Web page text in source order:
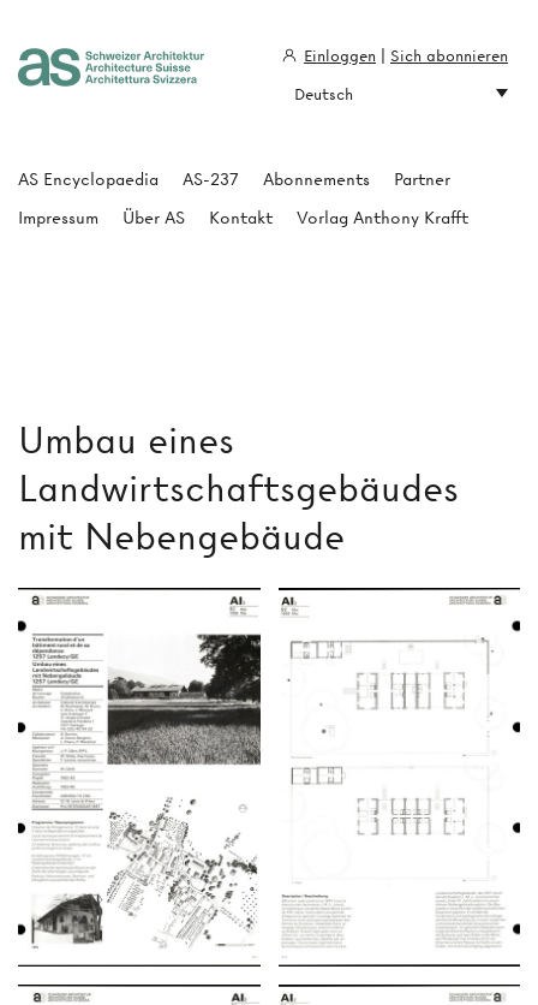
Umbau eines
Landwirtschaftsgebäudes
mit Nebengebäude
AS Encyclopaedia AS-237 Abonnements
Partner
Impressum
Über AS Kontakt Vorlag Anthony Krafft
Einloggen
Sich abonnieren
Deutsch